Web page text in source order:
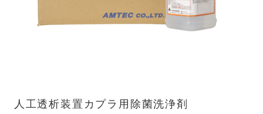
人工透析装置カプラ用除菌洗浄剤